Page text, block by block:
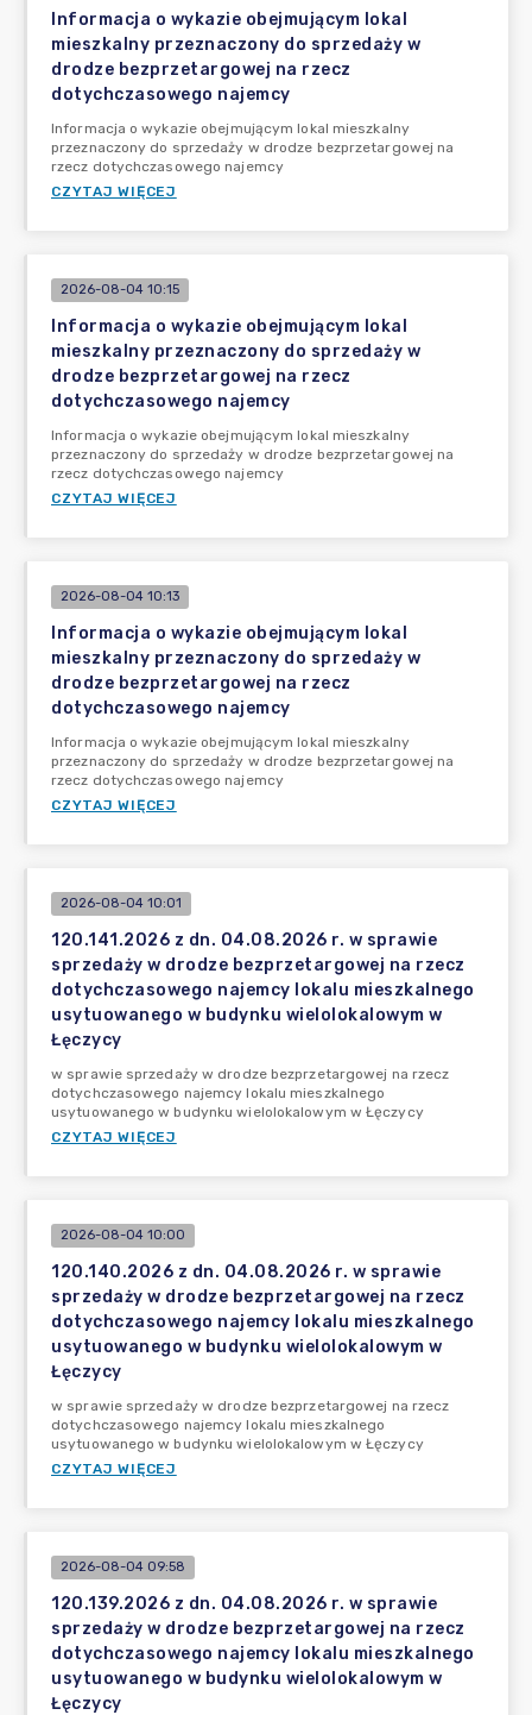
Informacja o wykazie obejmującym lokal
mieszkalny przeznaczony do sprzedaży w
drodze bezprzetargowej na rzecz
dotychczasowego najemcy
Informacja o wykazie obejmującym lokal mieszkalny
przeznaczony do sprzedaży w drodze bezprzetargowej na
rzecz dotychczasowego najemcy
CZYTAJ WIĘCEJ
2026-08-04 10:15
Informacja o wykazie obejmującym lokal
mieszkalny przeznaczony do sprzedaży w
drodze bezprzetargowej na rzecz
dotychczasowego najemcy
Informacja o wykazie obejmującym lokal mieszkalny
przeznaczony do sprzedaży w drodze bezprzetargowej na
rzecz dotychczasowego najemcy
CZYTAJ WIĘCEJ
2026-08-04 10:13
Informacja o wykazie obejmującym lokal
mieszkalny przeznaczony do sprzedaży w
drodze bezprzetargowej na rzecz
dotychczasowego najemcy
Informacja o wykazie obejmującym lokal mieszkalny
przeznaczony do sprzedaży w drodze bezprzetargowej na
rzecz dotychczasowego najemcy
CZYTAJ WIĘCEJ
2026-08-04 10:01
120.141.2026 z dn. 04.08.2026 r. w sprawie
sprzedaży w drodze bezprzetargowej na rzecz
dotychczasowego najemcy lokalu mieszkalnego
usytuowanego w budynku wielolokalowym w
Łęczycy
w sprawie sprzedaży w drodze bezprzetargowej na rzecz
dotychczasowego najemcy lokalu mieszkalnego
usytuowanego w budynku wielolokalowym w Łęczycy
CZYTAJ WIĘCEJ
2026-08-04 10:00
120.140.2026 z dn. 04.08.2026 r. w sprawie
sprzedaży w drodze bezprzetargowej na rzecz
dotychczasowego najemcy lokalu mieszkalnego
usytuowanego w budynku wielolokalowym w
Łęczycy
w sprawie sprzedaży w drodze bezprzetargowej na rzecz
dotychczasowego najemcy lokalu mieszkalnego
usytuowanego w budynku wielolokalowym w Łęczycy
CZYTAJ WIĘCEJ
2026-08-04 09:58
120.139.2026 z dn. 04.08.2026 r. w sprawie
sprzedaży w drodze bezprzetargowej na rzecz
dotychczasowego najemcy lokalu mieszkalnego
usytuowanego w budynku wielolokalowym w
Łęczycy